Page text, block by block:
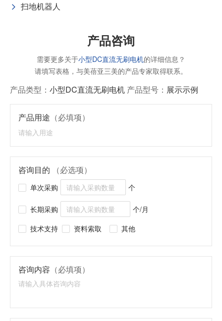
扫地机器人
产品咨询
需要更多关于小型DC直流无刷电机的详细信息？
请填写表格，与美蓓亚三美的产品专家取得联系。
产品类型： 小型DC直流无刷电机 产品型号： 展示示例
产品用途 （必填项）
咨询目的 （必选项）
单次采购 个
长期采购
个/月
技术支持
资料索取 其他
咨询内容 （必填项）